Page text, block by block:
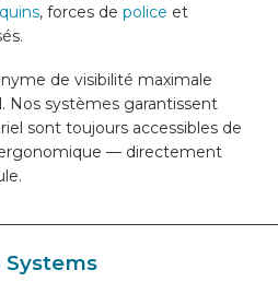
, forces de police et
de visibilité maximale
Nos systèmes garantissent
sont toujours accessibles de
— directement
Systems